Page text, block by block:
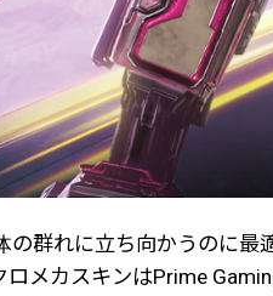
の群れに立ち向かうのに
メカスキンはPrime